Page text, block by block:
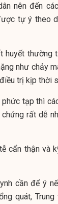
nên đến
tự ý theo
huyết thường
như chảy
trị kịp thời
tạp thì
rất dễ
cẩn thận và
cần để ý
quát,